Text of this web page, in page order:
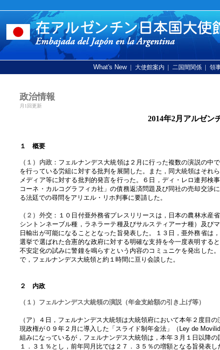
What's New | 大使館案内 | 二国間関係 | 領
政治情報
月1回更新
2014年2月アルゼン
１ 概要
（１）内政：フェルナンデス大統領は２月に行った複数の演説の中
を行っている労組に対する批判を展開した。また，同大統領はそれ
メディア等に対する批判的発言を行った。６日，ディ・レロ連邦検
コーネ・カルコグラフィカ社」の債務返済問題及び同社の売却交渉
る法廷での尋問をアリエル・リホ判事に要請した。
（２）外交：１０日付亜外務省プレスリリースは，日本の農林水産
シントンネーブル種，ラネラーテ種及びサルスティアーナ種）及び
日輸出が可能になることとなった旨発表した。１３日，亜外務省
選挙で選ばれた合憲的な政府に対する明確な支持を今一度表明する
不安定化の試みに警鐘を鳴らすという内容のコミュニケを発出した
で，フェルナンデス大統領と約１時間に亘り会談した。
２ 内政
（１）フェルナンデス大統領の演説（年金支給額の引き上げ等）
（ア）４日，フェルナンデス大統領は大統領府において本年２度目
現政権が０９年２月に導入した「スライド制年金法」（Ley de
組みになっているが，フェルナンデス大統領は，本年３月１日以降
１．３１％とし，前年同月比では２７．３５％の増額となる旨発表